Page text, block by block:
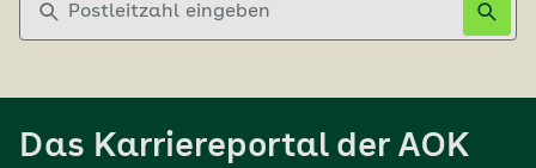
Das Karriereportal der AOK